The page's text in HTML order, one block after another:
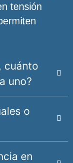
tensión
cuánto
uno?
o
en